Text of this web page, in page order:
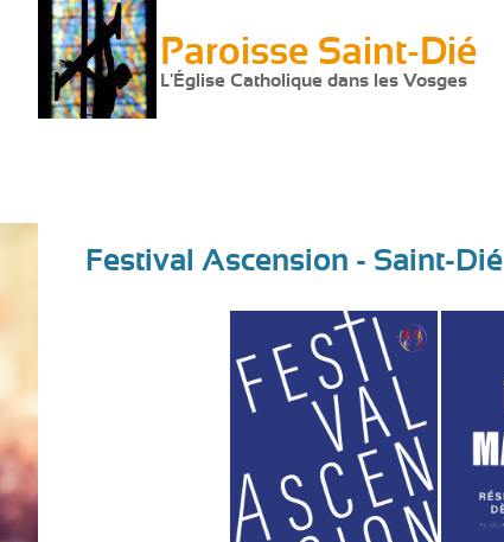
Paroisse Saint-Dié
L'Église Catholique dans les Vosges
Festival Ascension - Saint-Dié